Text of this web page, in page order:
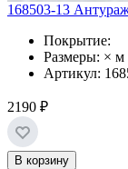
168503-13
Покрытие:
Размеры: × м
Артикул:
2190 ₽
В корзину